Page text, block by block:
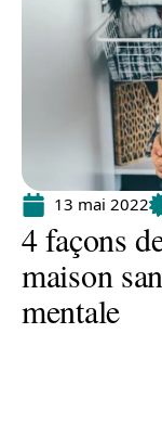
13 mai 2022
4 façons
maison
mentale